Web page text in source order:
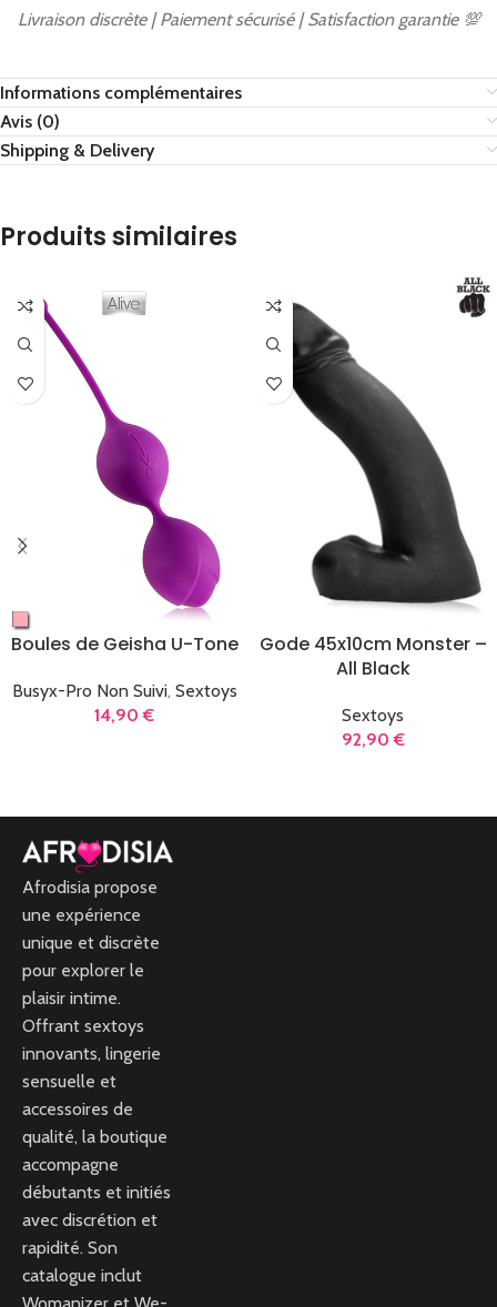
Livraison discrète | Paiement sécurisé | Satisfaction garantie 💯
Informations complémentaires
Avis (0)
Shipping & Delivery
Produits similaires
Boules de Geisha U-Tone
Busyx-Pro Non Suivi, Sextoys
14,90€
Gode 45x10cm Monster –
All Black
Sextoys
92,90€
Afrodisia propose
une expérience
unique et discrète
pour explorer le
plaisir intime.
Offrant sextoys
innovants, lingerie
sensuelle et
accessoires de
qualité, la boutique
accompagne
débutants et initiés
avec discrétion et
rapidité. Son
catalogue inclut